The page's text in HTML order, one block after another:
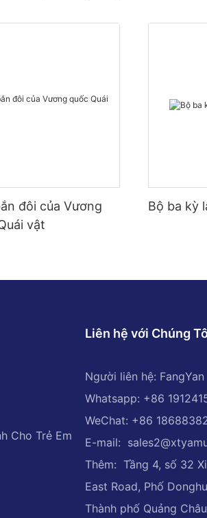
đôi của Vương
vật
Bộ ba kỳ
Cho Trẻ Em
Liên hệ với Chúng
Người liên hệ: FangYan
Whatsapp: +86
WeChat: +86
E-mail:
Thêm: Tầng 4, số 32
East Road, Phố
Thành phố Quảng